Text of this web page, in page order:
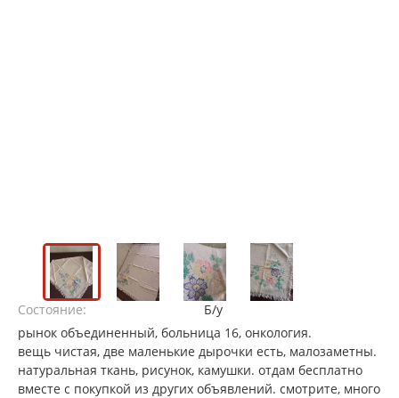
Состояние:
Б/у
рынок объединенный, больница 16, онкология.
вещь чистая, две маленькие дырочки есть, малозаметны.
натуральная ткань, рисунок, камушки. отдам бесплатно
вместе с покупкой из других объявлений. смотрите, много